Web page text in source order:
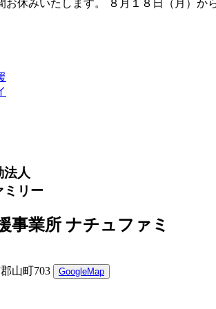
お休みいたします。 ８月１８日（月）か
法人
ミリー
事業所 ナチュファミ
山町703
GoogleMap